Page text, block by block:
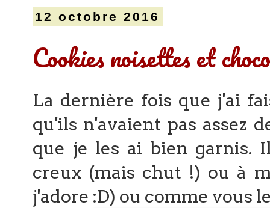
12 octobre 2016
Cookies noisettes et
La dernière fois que j'ai
qu'ils n'avaient pas assez
que je les ai bien garnis.
creux (mais chut !) ou à
j'adore :D) ou comme vous